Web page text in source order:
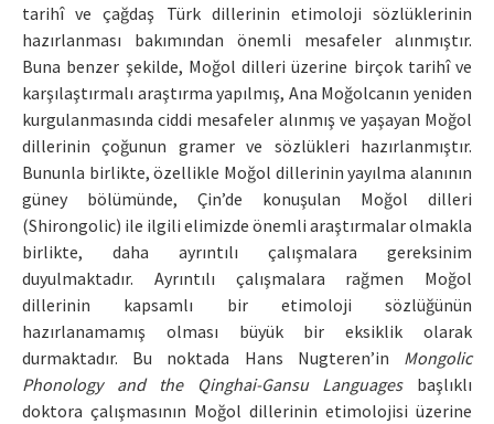
tarihî ve çağdaş Türk dillerinin etimoloji sözlüklerinin
hazırlanması bakımından önemli mesafeler alınmıştır.
Buna benzer şekilde, Moğol dilleri üzerine birçok tarihî ve
karşılaştırmalı araştırma yapılmış, Ana Moğolcanın yeniden
kurgulanmasında ciddi mesafeler alınmış ve yaşayan Moğol
dillerinin çoğunun gramer ve sözlükleri hazırlanmıştır.
Bununla birlikte, özellikle Moğol dillerinin yayılma alanının
güney bölümünde, Çin’de konuşulan Moğol dilleri
(Shirongolic) ile ilgili elimizde önemli araştırmalar olmakla
birlikte, daha ayrıntılı çalışmalara gereksinim
duyulmaktadır. Ayrıntılı çalışmalara rağmen Moğol
dillerinin kapsamlı bir etimoloji sözlüğünün
hazırlanamamış olması büyük bir eksiklik olarak
durmaktadır. Bu noktada Hans Nugteren’in Mongolic
Phonology and the Qinghai-Gansu Languagesbaşlıklı
doktora çalışmasının Moğol dillerinin etimolojisi üzerine